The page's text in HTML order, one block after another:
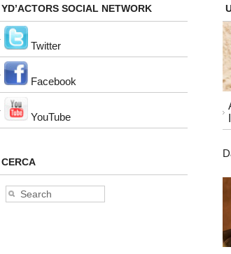
YD’ACTORS SOCIAL NETWORK
Twitter
Facebook
YouTube
CERCA